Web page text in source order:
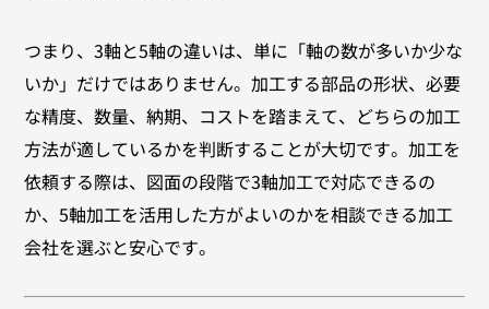
つまり、3軸と5軸の違いは、単に「軸の数が多いか少な
いか」だけではありません。加工する部品の形状、必要
な精度、数量、納期、コストを踏まえて、どちらの加工
方法が適しているかを判断することが大切です。加工を
依頼する際は、図面の段階で3軸加工で対応できるの
か、5軸加工を活用した方がよいのかを相談できる加工
会社を選ぶと安心です。